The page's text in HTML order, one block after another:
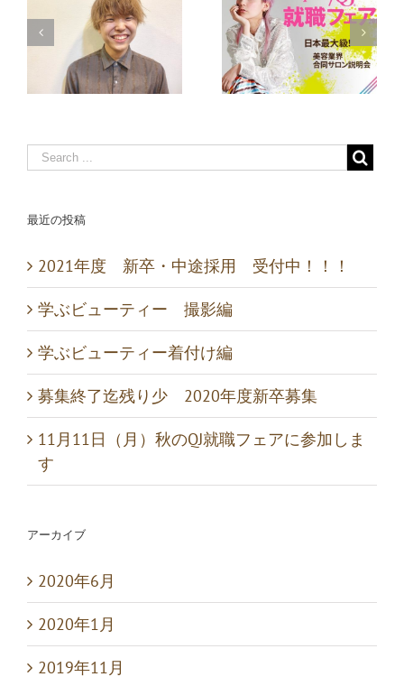
11月11日（月）秋のQJ
就職フェアに参加しま
す
QJ就職フェアに参加し
ます
最近の投稿
2021年度 新卒・中途採用 受付中！！！
学ぶビューティー 撮影編
学ぶビューティー着付け編
募集終了迄残り少 2020年度新卒募集
11月11日（月）秋のQJ就職フェアに参加しま
す
アーカイブ
2020年6月
2020年1月
2019年11月